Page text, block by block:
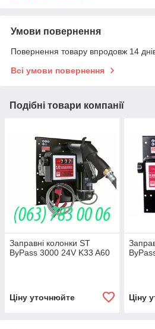
Умови повернення
Повернення товару впродовж 14
Всі умови повернення
Подібні товари компанії
Заправні колонки ST
ByPass 3000 24V K33 A60
Ціну уточнюйте Ціну